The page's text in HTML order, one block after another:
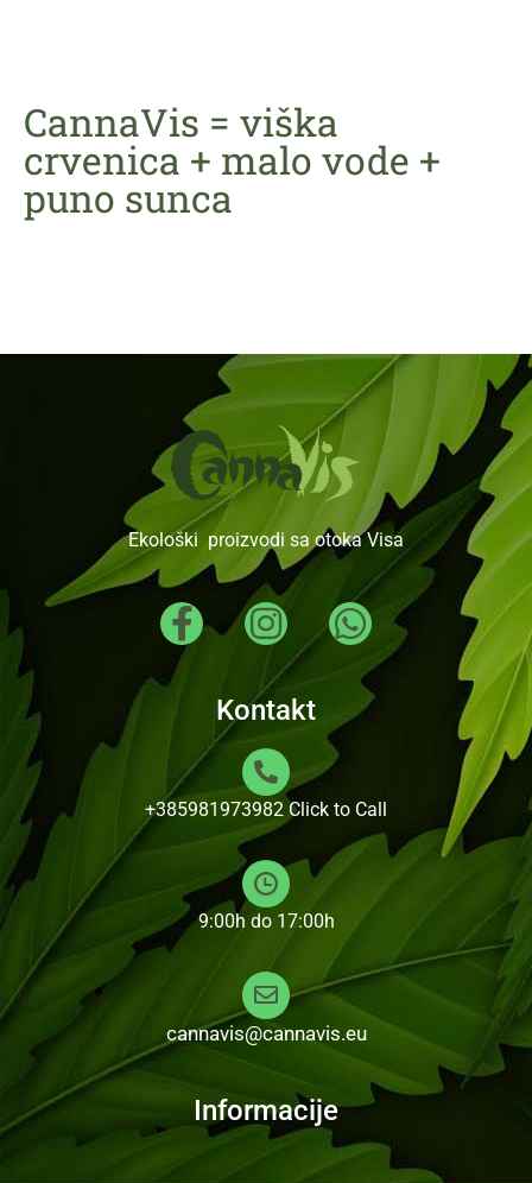
CannaVis = viška
crvenica + malo vode +
puno sunca
Ekološki proizvodi sa otoka Visa
Kontakt
+385981973982 Click to Call
9:00h do 17:00h
cannavis@cannavis.eu
Informacije